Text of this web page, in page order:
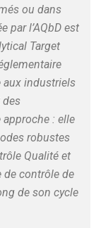
ou dans
par l’AQbD est
Target
aux industriels
des
: elle
robustes
Qualité et
de contrôle de
de son cycle